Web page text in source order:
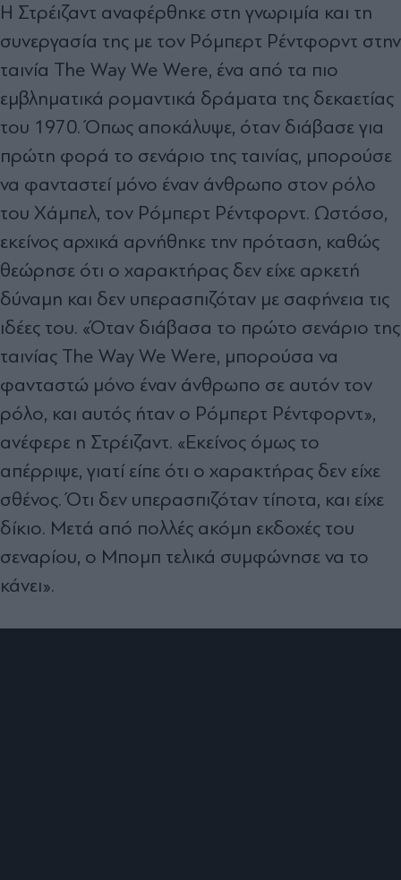
Η Στρέιζαντ αναφέρθηκε στη γνωριμία και τη
συνεργασία της με τον Ρόμπερτ Ρέντφορντ στην
ταινία The Way We Were, ένα από τα πιο
εμβληματικά ρομαντικά δράματα της δεκαετίας
του 1970. Όπως αποκάλυψε, όταν διάβασε για
πρώτη φορά το σενάριο της ταινίας, μπορούσε
να φανταστεί μόνο έναν άνθρωπο στον ρόλο
του Χάμπελ, τον Ρόμπερτ Ρέντφορντ. Ωστόσο,
εκείνος αρχικά αρνήθηκε την πρόταση, καθώς
θεώρησε ότι ο χαρακτήρας δεν είχε αρκετή
δύναμη και δεν υπερασπιζόταν με σαφήνεια τις
ιδέες του. «Όταν διάβασα το πρώτο σενάριο της
ταινίας The Way We Were, μπορούσα να
φανταστώ μόνο έναν άνθρωπο σε αυτόν τον
ρόλο, και αυτός ήταν ο Ρόμπερτ Ρέντφορντ»,
ανέφερε η Στρέιζαντ. «Εκείνος όμως το
απέρριψε, γιατί είπε ότι ο χαρακτήρας δεν είχε
σθένος. Ότι δεν υπερασπιζόταν τίποτα, και είχε
δίκιο. Μετά από πολλές ακόμη εκδοχές του
σεναρίου, ο Μπομπ τελικά συμφώνησε να το
κάνει».